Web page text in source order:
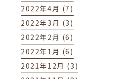
2022年4月 (7)
2022年3月 (3)
2022年2月 (6)
2022年1月 (6)
2021年12月 (3)